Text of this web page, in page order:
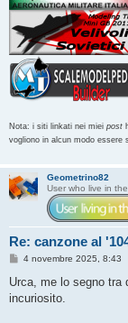
Nota: i siti linkati nei miei post
vogliono in alcun modo essere
Geometrino82
User who live in
Re: canzone al
M
s
a
4 novembre 2025, 8:43
Urca, me lo segno tra
incuriosito.